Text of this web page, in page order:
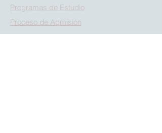
Programas de Estudio
Proceso de Admisión
Libro de Reclamos